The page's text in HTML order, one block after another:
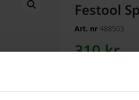
Festool
Art. nr 488503
310kr